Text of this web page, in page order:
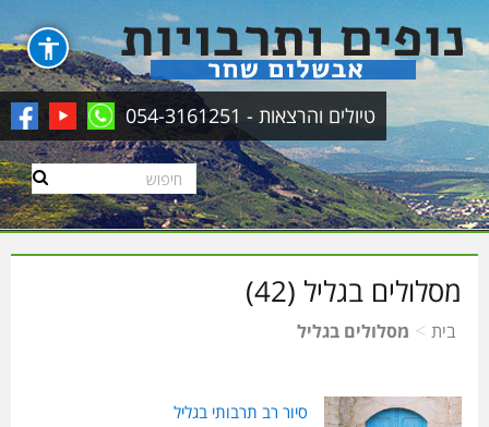
טיולים והרצאות - 054-3161251
מסלולים בגליל (42)
בית > מסלולים בגליל
סיור רב תרבותי בגליל